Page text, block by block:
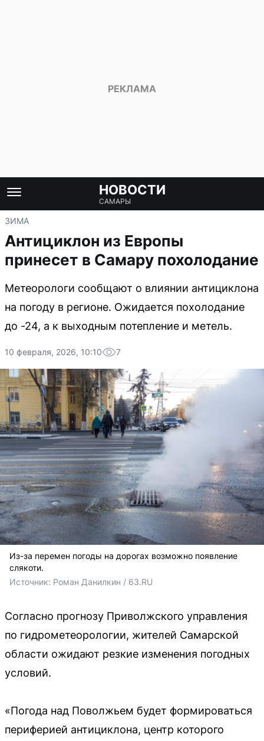
НОВОСТИ
САМАРЫ
ЗИМА
Антициклон из Европы
принесет в Самару похолодание
Метеорологи сообщают о влиянии антициклона
на погоду в регионе. Ожидается похолодание
до -24, а к выходным потепление и метель.
10 февраля, 2026, 10:10 7
Из-за перемен погоды на дорогах возможно появление
слякоти.
Источник: Роман Данилкин / 63.RU
Согласно прогнозу Приволжского управления
по гидрометеорологии, жителей Самарской
области ожидают резкие изменения погодных
условий.
«Погода над Поволжьем будет формироваться
периферией антициклона, центр которого